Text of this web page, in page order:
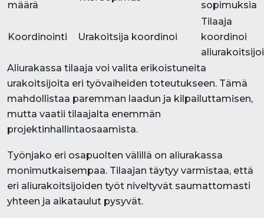
määrä sopimuksia
Koordinointi Urakoitsija koordinoi
Tilaaja
koordinoi
Aliurakassa tilaaja voi valita erikoistuneita
urakoitsijoita eri työvaiheiden toteutukseen. Tämä
mahdollistaa paremman laadun ja kilpailuttamisen,
mutta vaatii tilaajalta enemmän
projektinhallintaosaamista.
Työnjako eri osapuolten välillä on aliurakassa
monimutkaisempaa. Tilaajan täytyy varmistaa, että
eri aliurakoitsijoiden työt niveltyvät saumattomasti
yhteen ja aikataulut pysyvät.